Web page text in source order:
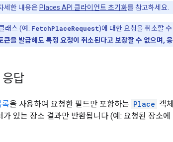
세한 내용은 Places API 클라이언트 초기화를 참고하세요.
래스 (예: FetchPlaceRequest)에 대한 요청을 취소할
큰을 발급해도 특정 요청이 취소된다고 보장할 수 없으며,
응답
록을 사용하여 요청한 필드만 포함하는 Place 객
가 있는 장소 결과만 반환됩니다 (예: 요청된 장소